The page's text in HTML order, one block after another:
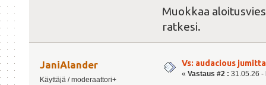
Muokkaa
ratkesi.
JaniAlander
Käyttäjä / moderaattori+
Vs: audacious
« Vastaus #2 : 31.05.26 -